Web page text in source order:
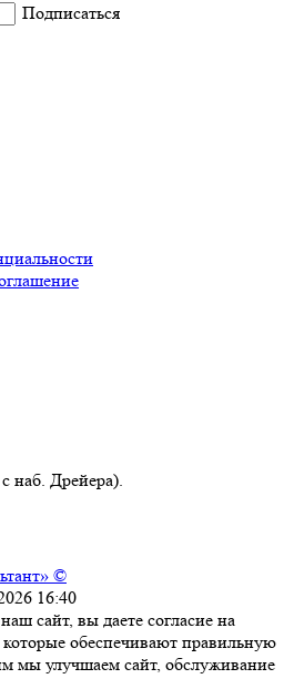
Подписаться
наб. Дрейера).
©
16:40
сайт, вы даете согласие на
обеспечивают правильную
мы улучшаем сайт, обслуживание